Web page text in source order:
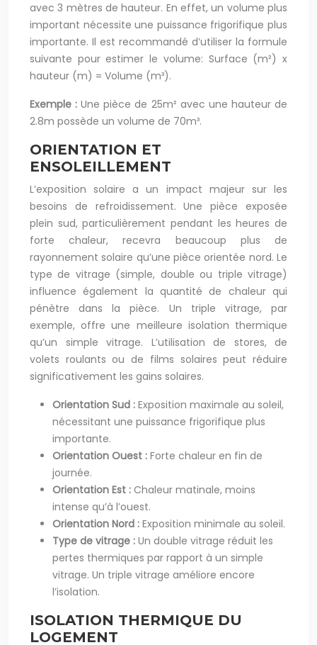
avec 3 mètres de hauteur. En effet, un volume plus
important nécessite une puissance frigorifique plus
importante. Il est recommandé d’utiliser la formule
suivante pour estimer le volume: Surface (m²) x
hauteur (m) = Volume (m³).
Exemple :Une pièce de 25m² avec une hauteur de
2.8m possède un volume de 70m³.
ORIENTATION ET
ENSOLEILLEMENT
L’exposition solaire a un impact majeur sur les
besoins de refroidissement. Une pièce exposée
plein sud, particulièrement pendant les heures de
forte chaleur, recevra beaucoup plus de
rayonnement solaire qu’une pièce orientée nord. Le
type de vitrage (simple, double ou triple vitrage)
influence également la quantité de chaleur qui
pénètre dans la pièce. Un triple vitrage, par
exemple, offre une meilleure isolation thermique
qu’un simple vitrage. L’utilisation de stores, de
volets roulants ou de films solaires peut réduire
significativement les gains solaires.
Orientation Sud : Exposition maximale au soleil,
nécessitant une puissance frigorifique plus
importante.
Orientation Ouest : Forte chaleur en fin de
journée.
Orientation Est : Chaleur matinale, moins
intense qu’à l’ouest.
Orientation Nord : Exposition minimale au soleil.
Type de vitrage : Un double vitrage réduit les
pertes thermiques par rapport à un simple
vitrage. Un triple vitrage améliore encore
l’isolation.
ISOLATION THERMIQUE DU
LOGEMENT